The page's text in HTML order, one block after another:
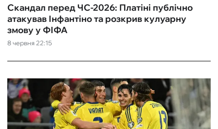
8 червня 22:15
Скандал перед ЧС-2026: Платіні публічно
атакував Інфантіно та розкрив кулуарну
змову у ФІФА